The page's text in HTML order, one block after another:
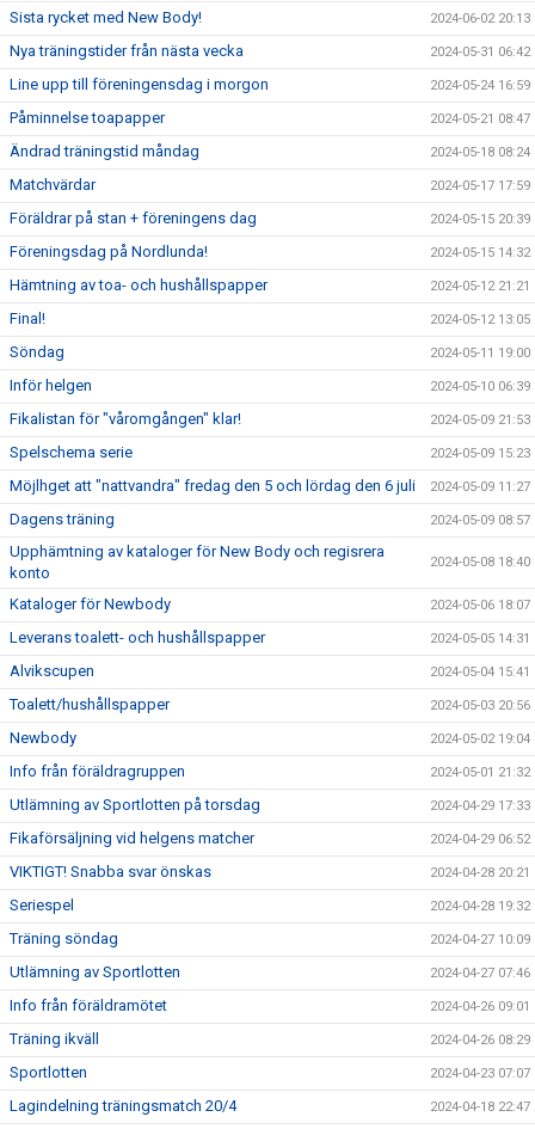
Sista rycket med New Body! 2024-06-02 20:13
Nya träningstider från nästa vecka 2024-05-31 06:42
Line upp till föreningensdag i morgon 2024-05-24 16:59
Påminnelse toapapper 2024-05-21 08:47
Ändrad träningstid måndag 2024-05-18 08:24
Matchvärdar 2024-05-17 17:59
Föräldrar på stan + föreningens dag 2024-05-15 20:39
Föreningsdag på Nordlunda! 2024-05-15 14:32
Hämtning av toa- och hushållspapper 2024-05-12 21:21
Final! 2024-05-12 13:05
Söndag 2024-05-11 19:00
Inför helgen 2024-05-10 06:39
Fikalistan för "våromgången" klar! 2024-05-09 21:53
Spelschema serie 2024-05-09 15:23
Möjlhget att "nattvandra" fredag den 5 och lördag den 6 juli 2024-05-09 11:27
Dagens träning 2024-05-09 08:57
Upphämtning av kataloger för New Body och regisrera
konto
2024-05-08 18:40
Kataloger för Newbody 2024-05-06 18:07
Leverans toalett- och hushållspapper 2024-05-05 14:31
Alvikscupen 2024-05-04 15:41
Toalett/hushållspapper 2024-05-03 20:56
Newbody 2024-05-02 19:04
Info från föräldragruppen 2024-05-01 21:32
Utlämning av Sportlotten på torsdag 2024-04-29 17:33
Fikaförsäljning vid helgens matcher 2024-04-29 06:52
VIKTIGT! Snabba svar önskas 2024-04-28 20:21
Seriespel 2024-04-28 19:32
Träning söndag 2024-04-27 10:09
Utlämning av Sportlotten 2024-04-27 07:46
Info från föräldramötet 2024-04-26 09:01
Träning ikväll 2024-04-26 08:29
Sportlotten 2024-04-23 07:07
Lagindelning träningsmatch 20/4 2024-04-18 22:47